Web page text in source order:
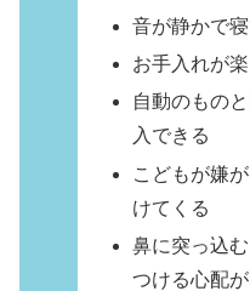
音が静かで
お手入れが
自動のもの
入できる
こどもが嫌
けてくる
鼻に突っ込
つける心配